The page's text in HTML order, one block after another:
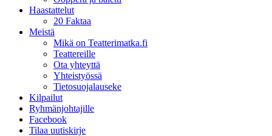
Haastattelut
20 Faktaa
Meistä
Mikä on Teatterimatka.fi
Teattereille
Ota yhteyttä
Yhteistyössä
Tietosuojalauseke
Kilpailut
Ryhmänjohtajille
Facebook
Tilaa uutiskirje